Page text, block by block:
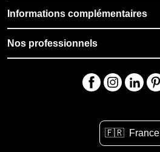
Informations complémentaires
Nos professionnels
🇫🇷 France